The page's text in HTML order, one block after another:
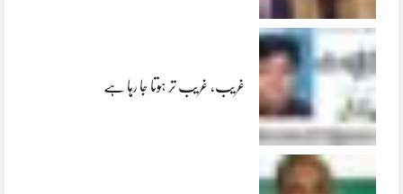
غریب، غریب تر ہوتا جا رہا ہے